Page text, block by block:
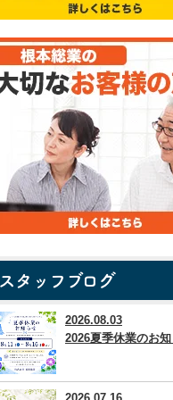
スタッフブログ
2026.08.03
2026夏季休業のお